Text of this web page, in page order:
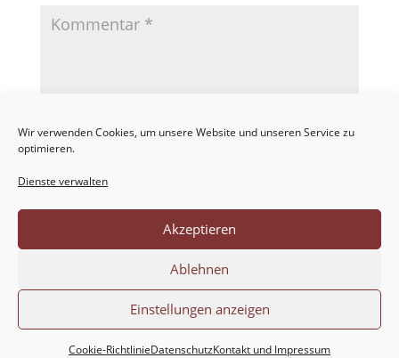
Wir verwenden Cookies, um unsere Website und unseren Service zu
optimieren.
Dienste verwalten
Akzeptieren
Ablehnen
Einstellungen anzeigen
Cookie-RichtlinieDatenschutzKontakt und Impressum
Meinen Namen, meine E-Mail-Adresse und